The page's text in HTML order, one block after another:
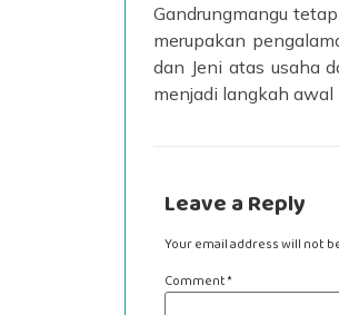
Gandrungmangu
merupakan
dan Jeni atas usaha
menjadi langkah awal
Leave a Reply
Your email address will not
Comment*